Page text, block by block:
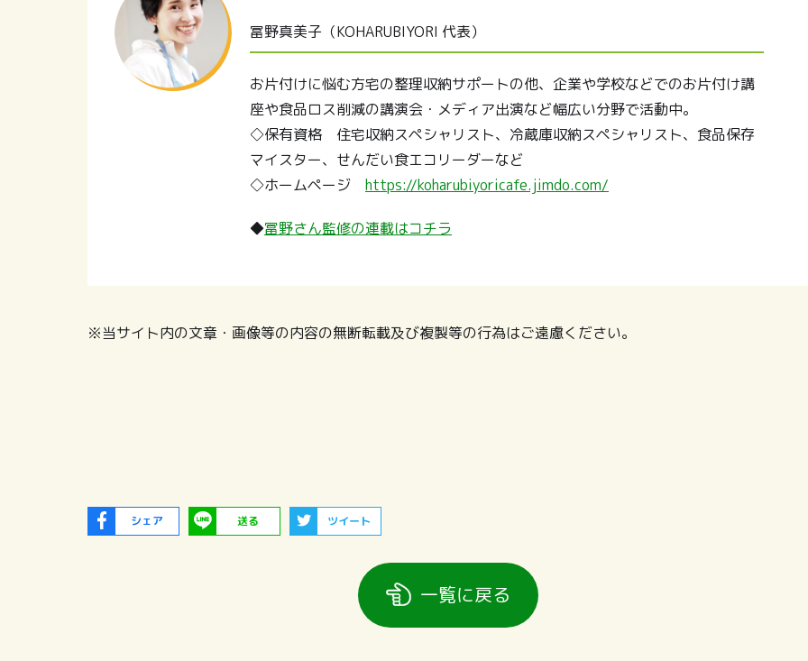
冨野真美子（KOHARUBIYORI 代表）
お片付けに悩む方宅の整理収納サポートの他、企業や学校などでのお片付け講
座や食品ロス削減の講演会・メディア出演など幅広い分野で活動中。
◇保有資格 住宅収納スペシャリスト、冷蔵庫収納スペシャリスト、食品保存
マイスター、せんだい食エコリーダーなど
◇ホームページ https://koharubiyoricafe.jimdo.com/
◆冨野さん監修の連載はコチラ
※当サイト内の文章・画像等の内容の無断転載及び複製等の行為はご遠慮ください。
シェア 送る ツイート
一覧に戻る